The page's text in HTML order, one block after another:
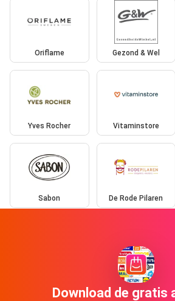
Oriflame Gezond & Wel
Yves Rocher Vitaminstore
Sabon De Rode Pilaren
Download de gratis